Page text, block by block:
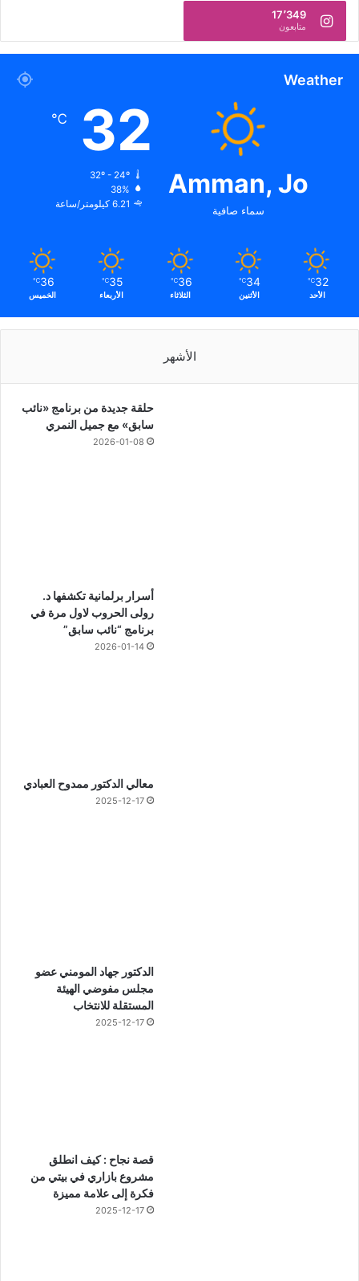
17٬349
متابعون
Weather
Amman, Jo
سماء صافية
32
℃
32º - 24º
38%
6.21 كيلومتر/ساعة
32
℃
الأحد
34
℃
الأثنين
36
℃
الثلاثاء
35
℃
الأربعاء
36
℃
الخميس
الأشهر
حلقة جديدة من برنامج «نائب
سابق» مع جميل النمري
2026-01-08
أسرار برلمانية تكشفها د.
رولى الحروب لاول مرة في
برنامج “نائب سابق”
2026-01-14
معالي الدكتور ممدوح العبادي
2025-12-17
الدكتور جهاد المومني عضو
مجلس مفوضي الهيئة
المستقلة للانتخاب
2025-12-17
قصة نجاح : كيف انطلق
مشروع بازاري في بيتي من
فكرة إلى علامة مميزة
2025-12-17